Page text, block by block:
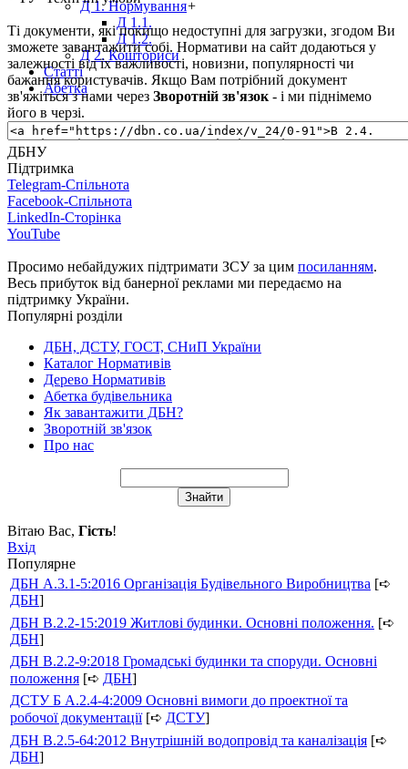
Д 1. Нормування+
Д 1.1.
Д 1.2.
Д 2. Кошториси
Статті
Абетка
Ті документи, які покищо недоступні для загрузки, згодом Ви
зможете завантажити собі. Нормативи на сайт додаються у
залежності від їх важливості, новизни, популярності чи
бажання користувачів. Якщо Вам потрібний документ
зв'яжіться з нами через Зворотній зв'язок - і ми піднімемо
його в черзі.
ДБНУ
Підтримка
Telegram-Спільнота
Facebook-Спільнота
LinkedIn-Сторінка
YouTube
Просимо небайдужих підтримати ЗСУ за цим посиланням.
Весь прибуток від банерної реклами ми передаємо на
підтримку України.
Популярні розділи
ДБН, ДСТУ, ГОСТ, СНиП України
Каталог Нормативів
Дерево Нормативів
Абетка будівельника
Як завантажити ДБН?
Зворотній зв'язок
Про нас
Вітаю Вас, Гість!
Вхід
Популярне
ДБН А.3.1-5:2016 Організація Будівельного Виробництва [➪
ДБН]
ДБН В.2.2-15:2019 Житлові будинки. Основні положення. [➪
ДБН]
ДБН В.2.2-9:2018 Громадські будинки та споруди. Основні
положення [➪ ДБН]
ДСТУ Б А.2.4-4:2009 Основні вимоги до проектної та
робочої документації[➪ ДСТУ]
ДБН В.2.5-64:2012 Внутрішній водопровід та каналізація [➪
ДБН]